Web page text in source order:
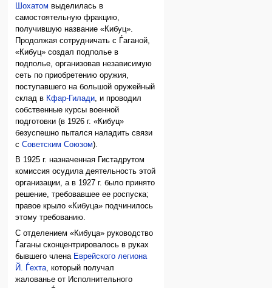
Шохатом выделилась в
самостоятельную фракцию,
получившую название «Кибуц».
Продолжая сотрудничать с Ѓаганой,
«Кибуц» создал подполье в
подполье, организовав независимую
сеть по приобретению оружия,
поступавшего на большой оружейный
склад в Кфар-Гилади, и проводил
собственные курсы военной
подготовки (в 1926 г. «Кибуц»
безуспешно пытался наладить связи
сСоветским Союзом).
В 1925 г. назначенная Гистадрутом
комиссия осудила деятельность этой
организации, а в 1927 г. было принято
решение, требовавшее ее роспуска;
правое крыло «Кибуца» подчинилось
этому требованию.
С отделением «Кибуца» руководство
Ѓаганы сконцентрировалось в руках
бывшего члена Еврейского легиона
Й. Ѓехта , который получал
жалованье от Исполнительного